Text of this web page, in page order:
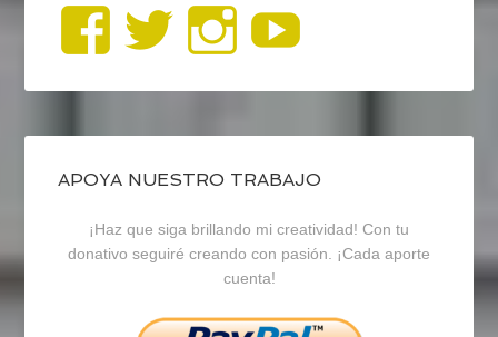
Ver
perfil
de
blogrecursosep
en
Facebook
Ver
perfil
de
recursosep
en
Twitter
Ver
perfil
de
recursosep
en
Instagram
APOYA NUESTRO TRABAJO
¡Haz que siga brillando mi creatividad! Con tu
donativo seguiré creando con pasión. ¡Cada aporte
cuenta!